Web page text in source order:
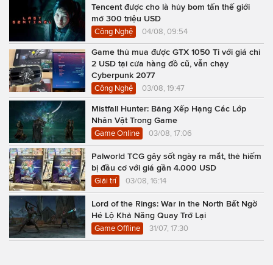
Tencent được cho là hủy bom tấn thế giới
mở 300 triệu USD
Công Nghệ 04/08, 09:54
Game thủ mua được GTX 1050 Ti với giá chỉ
2 USD tại cửa hàng đồ cũ, vẫn chạy
Cyberpunk 2077
Công Nghệ 03/08, 19:47
Mistfall Hunter: Bảng Xếp Hạng Các Lớp
Nhân Vật Trong Game
Game Online 03/08, 17:06
Palworld TCG gây sốt ngày ra mắt, thẻ hiếm
bị đầu cơ với giá gần 4.000 USD
Giải trí 03/08, 16:14
Lord of the Rings: War in the North Bất Ngờ
Hé Lộ Khả Năng Quay Trở Lại
Game Offline 31/07, 17:30